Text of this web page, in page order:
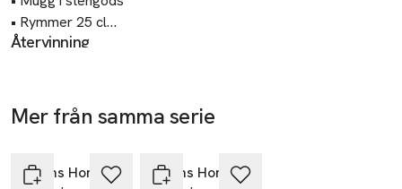
• Rymmer 25 cl
• Flera utföranden
Mått:
Höjd: 7 cm
Återvinning
Åhléns AB
113 43 Stockholm
Mer från samma serie
Åhléns Home
Åhléns Home